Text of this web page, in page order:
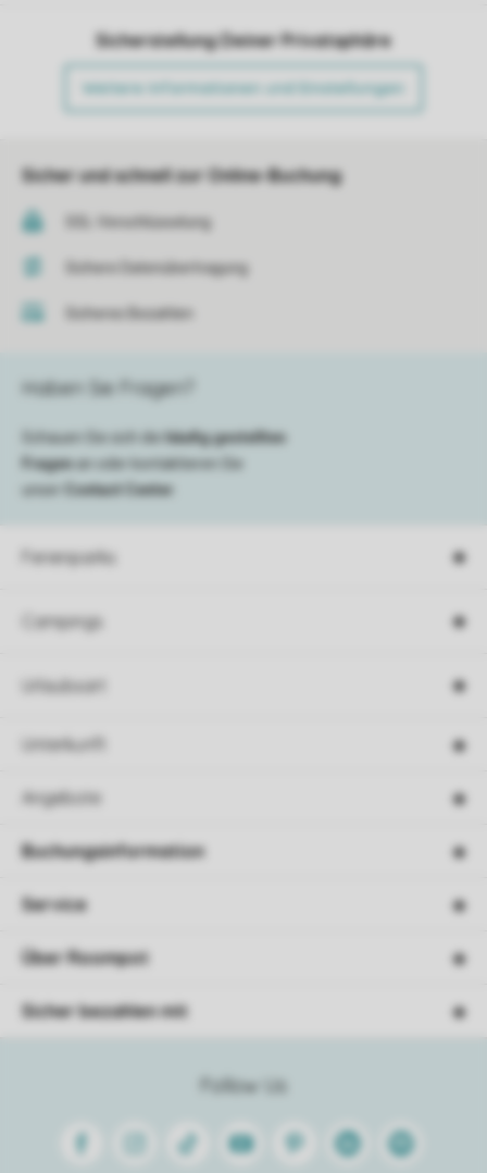
Sicherstellung Deiner Privatsphäre
Weitere Informationen und Einstellungen
Sicher und schnell zur Online-Buchung
SSL-Verschlüsselung
Sichere Datenübertragung
Sicheres Bezahlen
Ferienparks
Campings
Urlaubsart
Unterkunft
Angebote
Haben Sie Fragen?
Schauen Sie sich die
häufig gestellten
Fragen an oder kontaktieren Sie
unser
Contact Center
Follow Us
FacebookInstagram
Tiktok Youtube PinterestLinkedinSpotify
Buchungsinformation
Service
Über Roompot
Sicher bezahlen mit